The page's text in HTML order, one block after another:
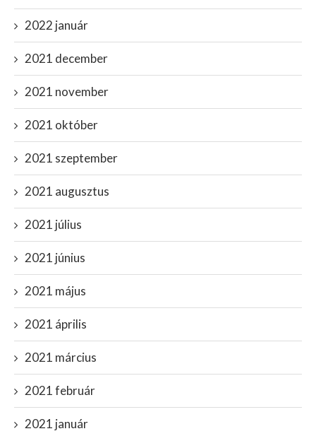
2022 január
2021 december
2021 november
2021 október
2021 szeptember
2021 augusztus
2021 július
2021 június
2021 május
2021 április
2021 március
2021 február
2021 január